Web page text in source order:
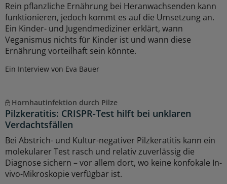
Rein pflanzliche Ernährung bei Heranwachsenden kann
funktionieren, jedoch kommt es auf die Umsetzung an.
Ein Kinder- und Jugendmediziner erklärt, wann
Veganismus nichts für Kinder ist und wann diese
Ernährung vorteilhaft sein könnte.
Ein Interview von Eva Bauer
Hornhautinfektion durch Pilze
Pilzkeratitis: CRISPR-Test hilft bei unklaren
Verdachtsfällen
Bei Abstrich- und Kultur-negativer Pilzkeratitis kann ein
molekularer Test rasch und relativ zuverlässig die
Diagnose sichern – vor allem dort, wo keine konfokale In-
vivo-Mikroskopie verfügbar ist.